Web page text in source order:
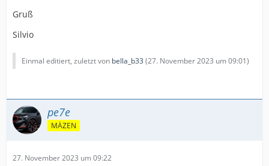
Gruß
Silvio
Einmal editiert, zuletzt von bella_b33 (27. November 2023 um 09:01)
pe7e
MÄZEN
27. November 2023 um 09:22